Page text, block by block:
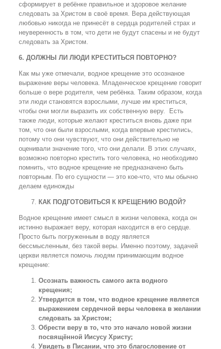
сформирует в ребёнке правильное и здоровое желание
следовать за Христом в своё время. Вера действующая
любовью никогда не принесёт в сердца родителей страх и
неуверенность в том, что дети не будут спасены и не будут
следовать за Христом.
6. ДОЛЖНЫ ЛИ ЛЮДИ КРЕСТИТЬСЯ ПОВТОРНО?
Как мы уже отмечали, водное крещение это осознаное
выражение веры человека. Младенческое крещение говорит
больше о вере родителя, чем ребёнка. Таким образом, когда
эти люди становятся взрослыми, лучше им креститься,
чтобы они могли выразить их собственную веру. Есть
также люди, которые желают креститься вновь даже при
том, что они были взрослыми, когда впервые крестились,
потому что они чувствуют, что они действительно не
оценивали значение того, что они делали. В этих случаях,
возможно повторно крестить того человека, но необходимо
помнить, что водное крещение не предназначено быть
повторным. По его сущности — это кое-что, что мы обычно
делаем единожды
КАК ПОДГОТОВИТЬСЯ К КРЕЩЕНИЮ ВОДОЙ?
Водное крещение имеет смысл в жизни человека, когда он
истинно выражает веру, которая находится в его сердце.
Просто быть погруженным в воду является
бессмысленным, без такой веры. Именно поэтому, задачей
церкви является помочь людям принимающим водное
крещение:
Осознать важность самого акта водного
крещения;
Утвердится в том, что водное крещение является
выражением сердечной веры человека в желании
следовать за Христом;
Обрести веру в то, что это начало новой жизни
посвящённой Иисусу Христу;
Увидеть в Писании, что это благословение от